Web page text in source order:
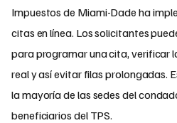
Impuestos de Miami-Dade ha
citas en línea. Los solicitantes
para programar una cita, verificar
real y así evitar filas prolongadas.
la mayoría de las sedes del
beneficiarios del TPS.